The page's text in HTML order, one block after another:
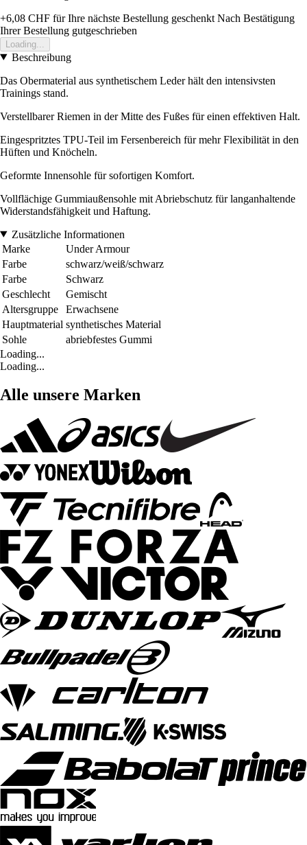
+6,08 CHF für Ihre nächste Bestellung geschenkt Nach Bestätigung
Ihrer Bestellung gutgeschrieben
Loading...
Beschreibung
Das Obermaterial aus synthetischem Leder hält den intensivsten
Trainings stand.
Verstellbarer Riemen in der Mitte des Fußes für einen effektiven Halt.
Eingespritztes TPU-Teil im Fersenbereich für mehr Flexibilität in den
Hüften und Knöcheln.
Geformte Innensohle für sofortigen Komfort.
Vollflächige Gummiaußensohle mit Abriebschutz für langanhaltende
Widerstandsfähigkeit und Haftung.
Zusätzliche Informationen
Marke
Under Armour
Farbe
schwarz/weiß/schwarz
Farbe
Schwarz
Geschlecht
Gemischt
Altersgruppe
Erwachsene
Hauptmaterial synthetisches Material
Sohle
abriebfestes Gummi
Loading...
Loading...
Alle unsere Marken